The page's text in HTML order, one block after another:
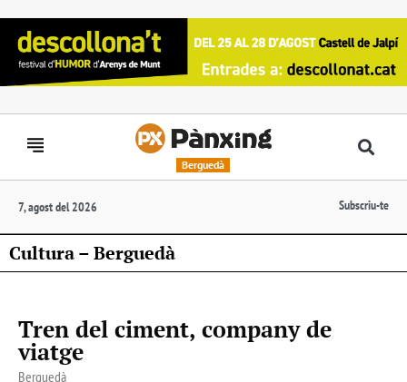
Berguedà
7, agost del 2026 Subscriu-te
Cultura – Berguedà
Tren del ciment, company de
viatge
Berguedà